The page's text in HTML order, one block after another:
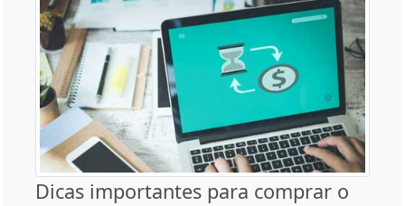
Dicas importantes para comprar o